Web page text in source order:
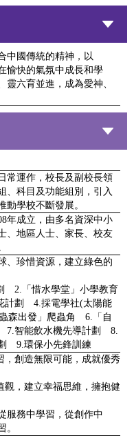
中國傳統的精神，以
愉快的氣氛中成長和學
六育並進，成為愛神、
常運作，校長及副校長領
、科目及功能組別，引入
動學校不斷發展。
年成立，由多名資深中小
、地區人士、家長、校友
、珍惜資源，建立綠色的
2.「惜水學堂」小學教育
計劃 4.採電學社(太陽能
森出發」爬蟲角 6.「自
7.智能飲水機先導計劃 8.
9.環保小先鋒訓練
創造無限可能，成就優秀
，建立幸福思維，擁抱健
服務中學習，從創作中
。